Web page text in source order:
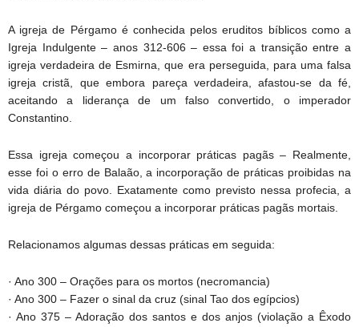
A igreja de Pérgamo é conhecida pelos eruditos bíblicos como a
Igreja Indulgente – anos 312-606 – essa foi a transição entre a
igreja verdadeira de Esmirna, que era perseguida, para uma falsa
igreja cristã, que embora pareça verdadeira, afastou-se da fé,
aceitando a liderança de um falso convertido, o imperador
Constantino.
Essa igreja começou a incorporar práticas pagãs – Realmente,
esse foi o erro de Balaão, a incorporação de práticas proibidas na
vida diária do povo. Exatamente como previsto nessa profecia, a
igreja de Pérgamo começou a incorporar práticas pagãs mortais.
Relacionamos algumas dessas práticas em seguida:
· Ano 300 – Orações para os mortos (necromancia)
· Ano 300 – Fazer o sinal da cruz (sinal Tao dos egípcios)
· Ano 375 – Adoração dos santos e dos anjos (violação a Êxodo